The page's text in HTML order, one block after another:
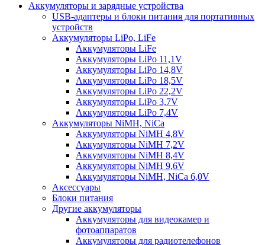
Аккумуляторы и зарядные устройства
USB-адаптеры и блоки питания для портативных
устройств
Аккумуляторы LiPo, LiFe
Аккумуляторы LiFe
Аккумуляторы LiPo 11,1V
Аккумуляторы LiPo 14,8V
Аккумуляторы LiPo 18,5V
Аккумуляторы LiPo 22,2V
Аккумуляторы LiPo 3,7V
Аккумуляторы LiPo 7,4V
Аккумуляторы NiMH, NiCa
Аккумуляторы NiMH 4,8V
Аккумуляторы NiMH 7,2V
Аккумуляторы NiMH 8,4V
Аккумуляторы NiMH 9,6V
Аккумуляторы NiMH, NiCa 6,0V
Аксессуары
Блоки питания
Другие аккумуляторы
Аккумуляторы для видеокамер и
фотоаппаратов
Аккумуляторы для радиотелефонов